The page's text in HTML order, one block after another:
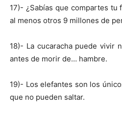
17)- ¿Sabías que compartes tu
al menos otros 9 millones de
18)- La cucaracha puede vivir
antes de morir de… hambre.
19)- Los elefantes son los
que no pueden saltar.